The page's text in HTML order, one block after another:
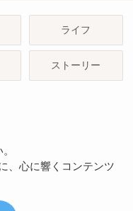
ライフ
ストーリー
、心に響くコンテンツ